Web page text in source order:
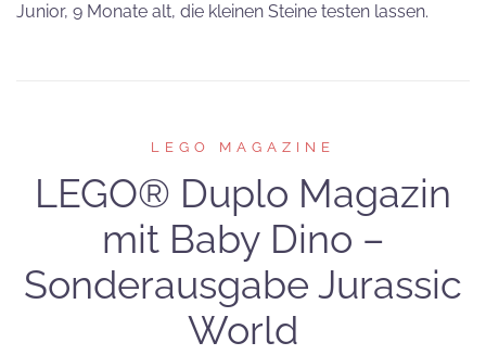
Junior, 9 Monate alt, die kleinen Steine testen lassen.
LEGO MAGAZINE
LEGO® Duplo Magazin
mit Baby Dino –
Sonderausgabe Jurassic
World